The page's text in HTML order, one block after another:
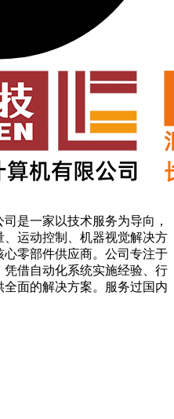
一家以技术服务为导向，
运动控制、机器视觉解决方
零部件供应商。公司专注于
借自动化系统实施经验、行
面的解决方案。服务过国内